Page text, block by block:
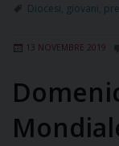
Diocesi giovani
13 NOVEMBRE 2019